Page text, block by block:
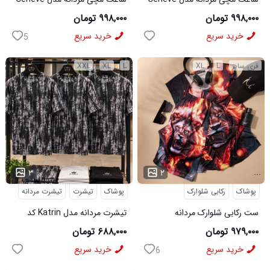
طوسی کد6564
۹۹۸,۰۰۰ تومان
خرید سریع 5
کد 6562
۹۹۸,۰۰۰ تومان
خرید سریع
L
XL
XXL
۳ ...
پوشاک تیشرت تیشرت مردانه
تیشرت مردانه مدل Katrin کد
6579
۶۸۸,۰۰۰ تومان
خرید سریع
فری سایز L
XL
۲ ...
پوشاک رکابی شلوارک
ست رکابی شلوارک مردانه
Lion_Black مدل 3997
۹۷۹,۰۰۰ تومان
خرید سریع 6